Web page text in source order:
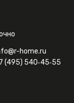
home.ru
(495) 540‑45‑55